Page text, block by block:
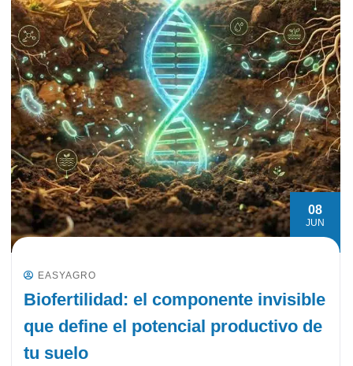
08
JUN
EASYAGRO
Biofertilidad: el componente invisible
que define el potencial productivo de
tu suelo